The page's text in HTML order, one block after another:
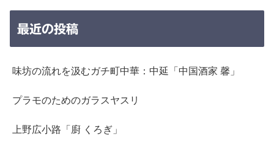
最近の投稿
味坊の流れを汲むガチ町中華：中延「中国酒家 馨」
プラモのためのガラスヤスリ
上野広小路「廚 くろぎ」